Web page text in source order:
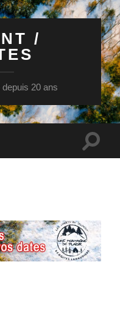
/
20 ans
Toggle